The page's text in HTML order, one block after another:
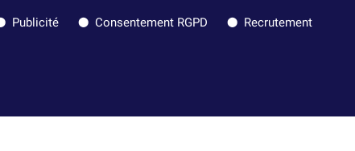
Publicité Consentement RGPD Recrutement